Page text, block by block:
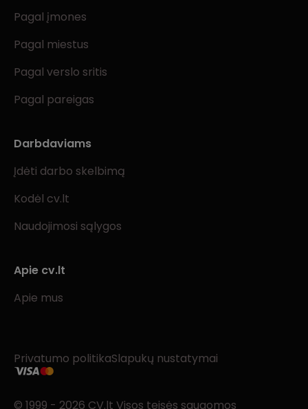
Pagal įmones
Pagal miestus
Pagal verslo sritis
Pagal pareigas
Darbdaviams
Įdėti darbo skelbimą
Kodėl cv.lt
Naudojimosi sąlygos
Apie cv.lt
Apie mus
Privatumo politikaSlapukų nustatymai
© 1999 - 2026 CV.lt Visos teisės saugomos